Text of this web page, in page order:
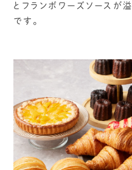
とフランボワーズソースが
です。